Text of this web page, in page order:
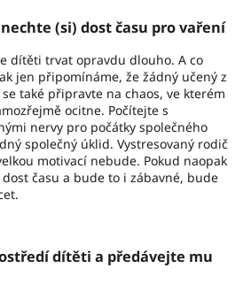
(si) dost času pro vaření
dítěti trvat opravdu dlouho. A co
jen připomínáme, že žádný učený z
také připravte na chaos, ve kterém
ocitne. Počítejte s
nervy pro počátky společného
společný úklid. Vystresovaný rodič
motivací nebude. Pokud naopak
času a bude to i zábavné, bude
dítěti a předávejte mu